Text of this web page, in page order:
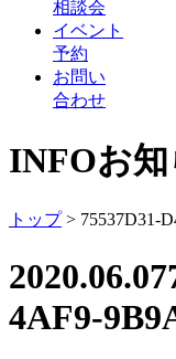
相談会
イベント
予約
お問い
合わせ
INFOお
トップ> 75537D31-
2020.06.07
4AF9-